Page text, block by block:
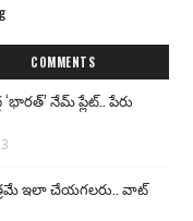
COMMENTS
నేమ్ ప్లేట్‌.. పేరు
ఇలా చేయగలరు.. వాట్